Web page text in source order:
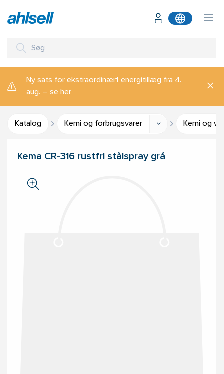
Ny sats for ekstraordinært energitillæg fra 4.
aug. – se her
Katalog Kemi og forbrugsvarer Kemi og
Kema CR-316 rustfri stålspray grå